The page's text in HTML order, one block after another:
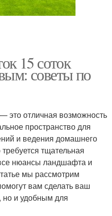
15 соток
советы по
это отличная возможность
пространство для
и ведения домашнего
тщательная
нюансы ландшафта и
мы рассмотрим
вам сделать ваш
но и удобным для